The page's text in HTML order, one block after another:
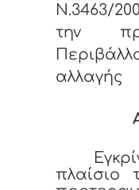
Ν.3463/
την
αλλαγής
πλαίσιο